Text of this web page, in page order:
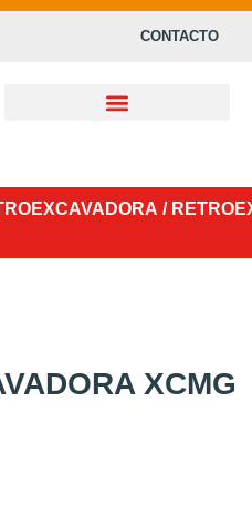
CONTACTO
/
XCMG